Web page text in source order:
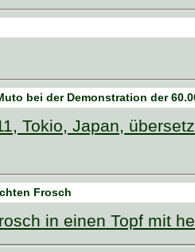
bei der Demonstration der
Tokio, Japan,
Frosch
in einen Topf mit